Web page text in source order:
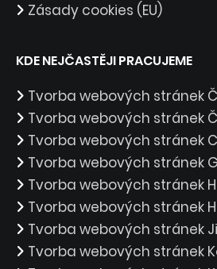
Zásady cookies (EU)
KDE NEJČASTĚJI PRACUJEME
Tvorba webových stránek
Tvorba webových stránek
Tvorba webových stránek
Tvorba webových stránek
Tvorba webových stránek
Tvorba webových stránek
Tvorba webových stránek
Tvorba webových stránek